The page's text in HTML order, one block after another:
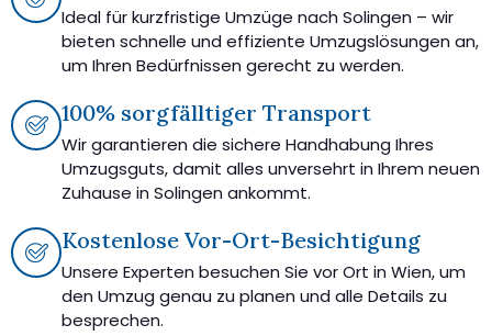
Ideal für kurzfristige Umzüge nach Solingen – wir
bieten schnelle und effiziente Umzugslösungen an,
um Ihren Bedürfnissen gerecht zu werden.
100% sorgfälltiger Transport
Wir garantieren die sichere Handhabung Ihres
Umzugsguts, damit alles unversehrt in Ihrem neuen
Zuhause in Solingen ankommt.
Kostenlose Vor-Ort-Besichtigung
Unsere Experten besuchen Sie vor Ort in Wien, um
den Umzug genau zu planen und alle Details zu
besprechen.